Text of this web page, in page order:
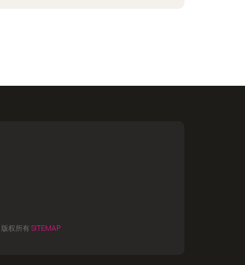
版权所有 SITEMAP